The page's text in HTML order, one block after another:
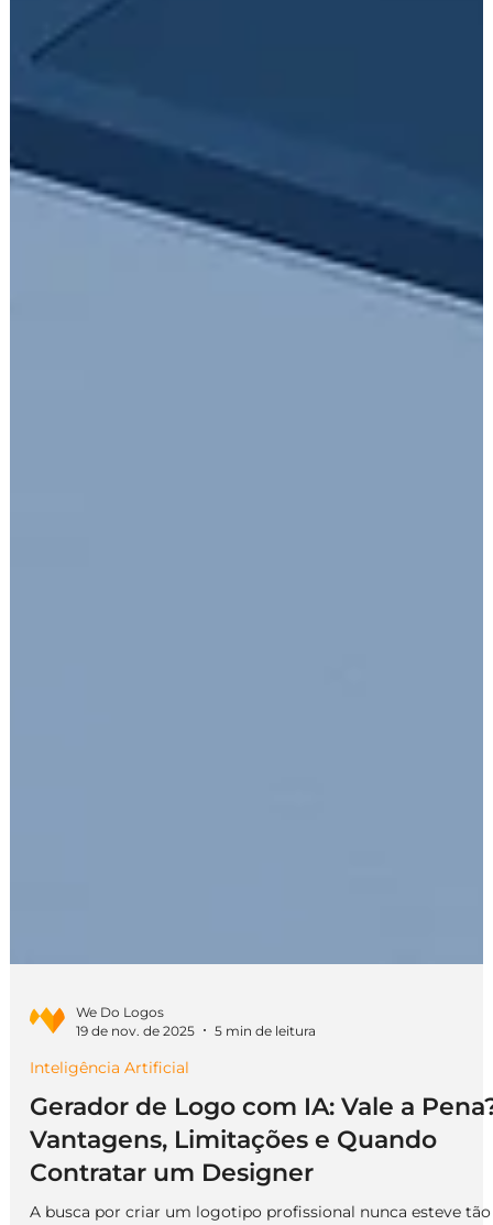
19 de nov. de 2025
Inteligência Artificial
Gerador de Logo com IA: Vale a
Vantagens, Limitações e Quando
Contratar um Designer